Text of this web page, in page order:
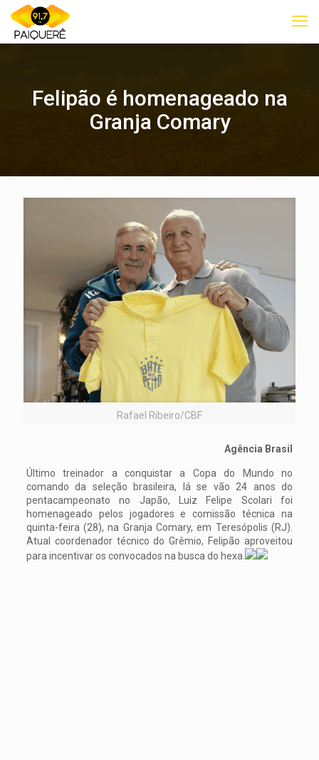
Felipão é homenageado na
Granja Comary
Rafael Ribeiro/CBF
Agência Brasil
Último treinador a conquistar a Copa do Mundo no
comando da seleção brasileira, lá se vão 24 anos do
pentacampeonato no Japão, Luiz Felipe Scolari foi
homenageado pelos jogadores e comissão técnica na
quinta-feira (28), na Granja Comary, em Teresópolis (RJ).
Atual coordenador técnico do Grêmio, Felipão aproveitou
para incentivar os convocados na busca do hexa.